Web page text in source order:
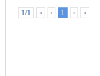
1/1 « ‹ 1 › »